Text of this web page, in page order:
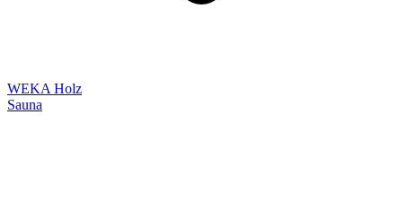
WEKA Holz
Sauna